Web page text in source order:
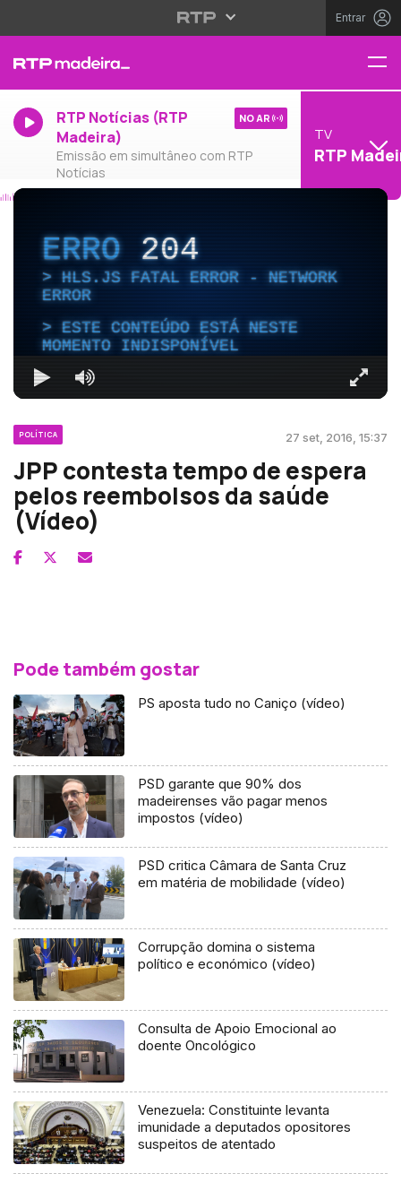
Entrar
RTP Notícias (RTP
Madeira)
Emissão em simultâneo com RTP
Notícias
NO AR
TV
RTP
ERRO204
HLS.JS FATAL ERROR - NETWORK
ERROR
ESTE CONTEÚDO ESTÁ NESTE
MOMENTO INDISPONÍVEL
POLÍTICA 27 set, 2016, 15:37
JPP contesta tempo de espera
pelos reembolsos da saúde
(Vídeo)
Pode também gostar
PS aposta tudo no Caniço (vídeo)
PSD garante que 90% dos
madeirenses vão pagar menos
impostos (vídeo)
PSD critica Câmara de Santa Cruz
em matéria de mobilidade (vídeo)
Corrupção domina o sistema
político e económico (vídeo)
Consulta de Apoio Emocional ao
doente Oncológico
Venezuela: Constituinte levanta
imunidade a deputados opositores
suspeitos de atentado